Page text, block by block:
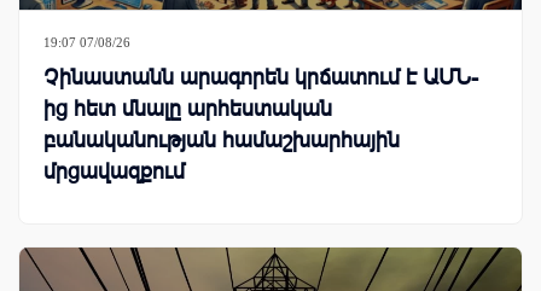
19:07 07/08/26
Չինաստանն արագորեն կրճատում է ԱՄՆ-
ից հետ մնալը արհեստական
բանականության համաշխարհային
մրցավազքում